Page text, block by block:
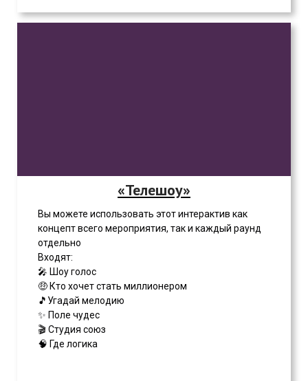
«Телешоу»
Вы можете использовать этот интерактив как
концепт всего мероприятия, так и каждый раунд
отдельно
Входят:
🎤 Шоу голос
🤑 Кто хочет стать миллионером
🎵Угадай мелодию
✨ Поле чудес
🎬 Студия союз
🧠 Где логика